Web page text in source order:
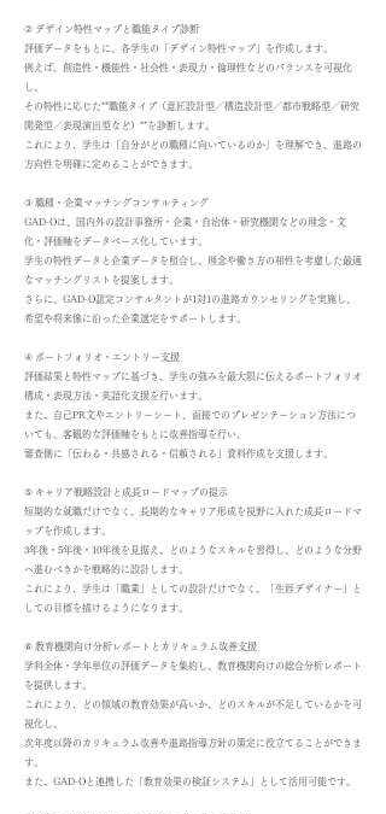
② デザイン特性マップと職能タイプ診断
評価データをもとに、各学生の「デザイン特性マップ」を作成します。
例えば、創造性・機能性・社会性・表現力・倫理性などのバランスを可視化
し、
その特性に応じた**職能タイプ（意匠設計型／構造設計型／都市戦略型／研究
開発型／表現演出型など）**を診断します。
これにより、学生は「自分がどの職種に向いているのか」を理解でき、進路の
方向性を明確に定めることができます。
③ 職種・企業マッチングコンサルティング
GAD-Oは、国内外の設計事務所・企業・自治体・研究機関などの理念・文
化・評価軸をデータベース化しています。
学生の特性データと企業データを照合し、理念や働き方の相性を考慮した最適
なマッチングリストを提案します。
さらに、GAD-O認定コンサルタントが1対1の進路カウンセリングを実施し、
希望や将来像に沿った企業選定をサポートします。
④ ポートフォリオ・エントリー支援
評価結果と特性マップに基づき、学生の強みを最大限に伝えるポートフォリオ
構成・表現方法・英語化支援を行います。
また、自己PR文やエントリーシート、面接でのプレゼンテーション方法につ
いても、客観的な評価軸をもとに改善指導を行い、
審査側に「伝わる・共感される・信頼される」資料作成を支援します。
⑤ キャリア戦略設計と成長ロードマップの提示
短期的な就職だけでなく、長期的なキャリア形成を視野に入れた成長ロードマ
ップを作成します。
3年後・5年後・10年後を見据え、どのようなスキルを習得し、どのような分野
へ進むべきかを戦略的に設計します。
これにより、学生は「職業」としての設計だけでなく、「生涯デザイナー」と
しての目標を描けるようになります。
⑥ 教育機関向け分析レポートとカリキュラム改善支援
学科全体・学年単位の評価データを集約し、教育機関向けの総合分析レポート
を提供します。
これにより、どの領域の教育効果が高いか、どのスキルが不足しているかを可
視化し、
次年度以降のカリキュラム改善や進路指導方針の策定に役立てることができま
す。
また、GAD-Oと連携した「教育効果の検証システム」として活用可能です。